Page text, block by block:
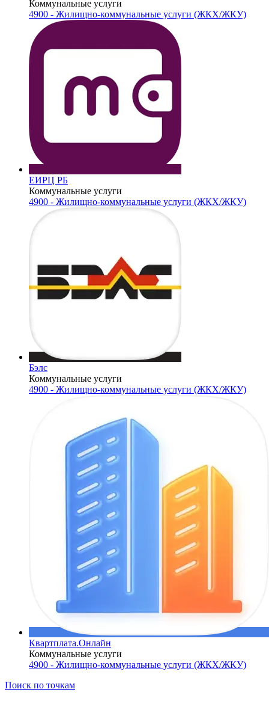
Коммунальные услуги
4900 - Жилищно-коммунальные услуги (ЖКХ/ЖКУ)
ЕИРЦ РБ
Коммунальные услуги
4900 - Жилищно-коммунальные услуги (ЖКХ/ЖКУ)
Бэлс
Коммунальные услуги
4900 - Жилищно-коммунальные услуги (ЖКХ/ЖКУ)
Квартплата.Онлайн
Коммунальные услуги
4900 - Жилищно-коммунальные услуги (ЖКХ/ЖКУ)
Поиск по точкам